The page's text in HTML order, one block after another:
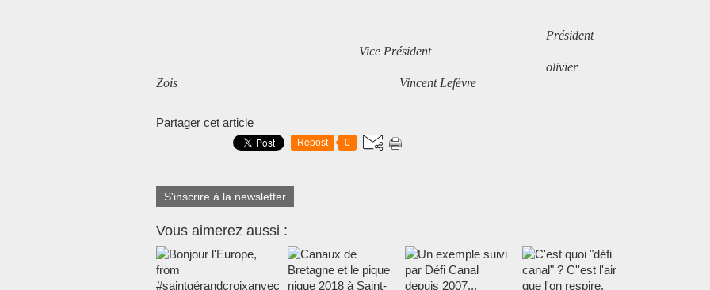
Président
Vice Président
olivier
Zois Vincent Lefèvre
Partager cet article
Repost 0
S'inscrire à la newsletter
Vous aimerez aussi :